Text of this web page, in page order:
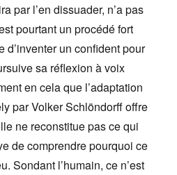
par l’en dissuader, n’a pas
pourtant un procédé fort
d’inventer un confident pour
sa réflexion à voix
en cela que l’adaptation
par Volker Schlöndorff offre
ne reconstitue pas ce qui
de comprendre pourquoi ce
Sondant l’humain, ce n’est